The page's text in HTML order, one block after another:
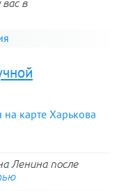
в
карте Харькова
Ленина после